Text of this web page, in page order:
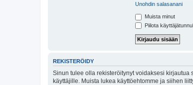
Unohdin salasanani
Muista minut
Piilota
REKISTERÖIDY
Sinun tulee olla rekisteröitynyt voidaksesi
käyttäjille. Muista lukea käyttöehtomme ja siihen